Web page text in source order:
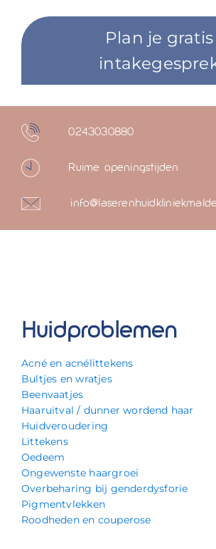
Plan je gratis
0243030880
Ruime openingstijden
Huidproblemen
Acné en acnélittekens
Bultjes en wratjes
Beenvaatjes
Haaruitval / dunner wordend haar
Huidveroudering
Littekens
Oedeem
Ongewenste haargroei
Overbeharing bij genderdysforie
Pigmentvlekken
Roodheden en couperose